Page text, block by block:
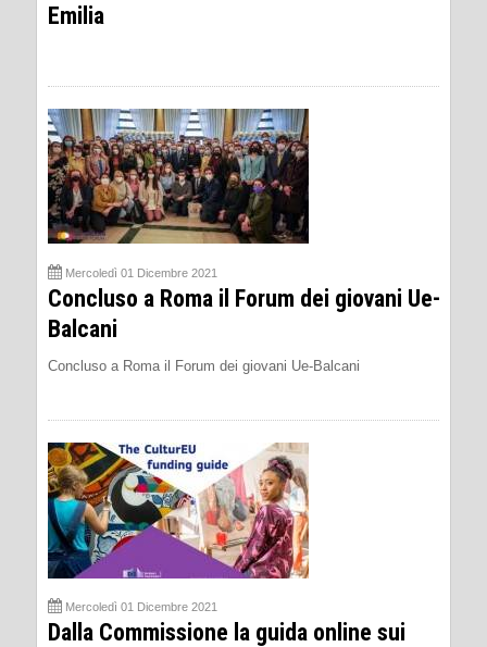
Emilia
Mercoledì 01 Dicembre 2021
Concluso a Roma il Forum dei giovani Ue-
Balcani
Concluso a Roma il Forum dei giovani Ue-Balcani
Mercoledì 01 Dicembre 2021
Dalla Commissione la guida online sui